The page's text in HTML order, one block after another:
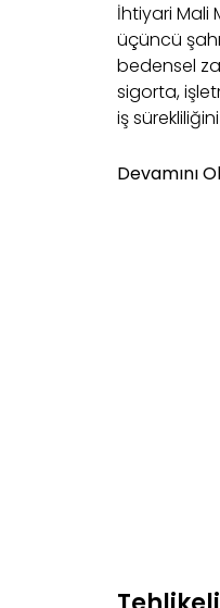
İhtiyari Mali
üçüncü
bedensel
sigorta,
iş
Devamını